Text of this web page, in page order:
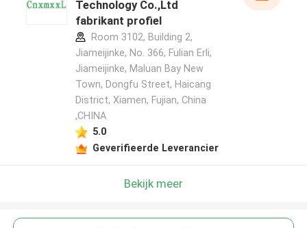
Technology Co.,Ltd
fabrikant profiel
Room 3102, Building 2,
Jiameijinke, No. 366, Fulian Erli,
Jiameijinke, Maluan Bay New
Town, Dongfu Street, Haicang
District, Xiamen, Fujian, China
,CHINA
5.0
Geverifieerde Leverancier
Bekijk meer